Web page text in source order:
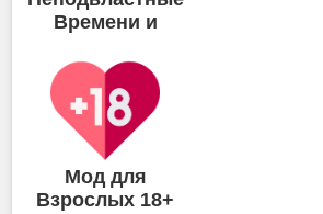
Времени и
Мод для
Взрослых 18+